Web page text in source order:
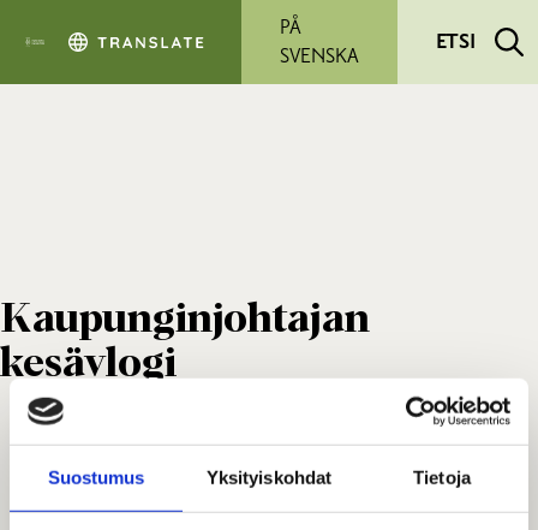
Suostumus Yksityiskohdat Tietoja
PÅ
SVENSKA
ETSI
Kaupunginjohtajan
kesävlogi